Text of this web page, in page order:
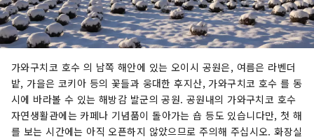
가와구치코 호수 의 남쪽 해안에 있는 오이시 공원은, 여름은 라벤더
밭, 가을은 코키아 등의 꽃들과 웅대한 후지산, 가와구치코 호수 를 동
시에 바라볼 수 있는 해방감 발군의 공원. 공원내의 가와구치코 호수
자연생활관에는 카페나 기념품이 돌아가는 숍 등도 있습니다만, 첫 해
를 보는 시간에는 아직 오픈하지 않았으므로 주의해 주십시오. 화장실